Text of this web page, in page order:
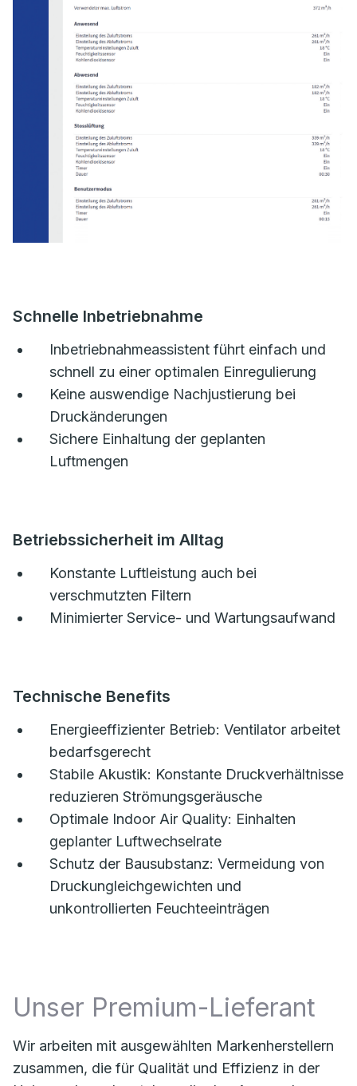
Schnelle Inbetriebnahme
Inbetriebnahmeassistent führt einfach und
schnell zu einer optimalen Einregulierung
Keine auswendige Nachjustierung bei
Druckänderungen
Sichere Einhaltung der geplanten
Luftmengen
Betriebssicherheit im Alltag
Konstante Luftleistung auch bei
verschmutzten Filtern
Minimierter Service- und Wartungsaufwand
Technische Benefits
Energieeffizienter Betrieb: Ventilator arbeitet
bedarfsgerecht
Stabile Akustik: Konstante Druckverhältnisse
reduzieren Strömungsgeräusche
Optimale Indoor Air Quality: Einhalten
geplanter Luftwechselrate
Schutz der Bausubstanz: Vermeidung von
Druckungleichgewichten und
unkontrollierten Feuchteeinträgen
Unser Premium-Lieferant
Wir arbeiten mit ausgewählten Markenherstellern
zusammen, die für Qualität und Effizienz in der